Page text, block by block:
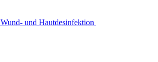
Wund- und Hautdesinfektion